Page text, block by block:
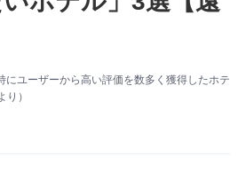
ユーザーから高い評価を数多く獲得したホテ
）